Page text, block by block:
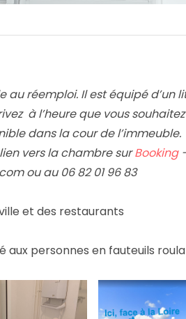
au réemploi. Il est équipé d’un
à l’heure que vous souhaitez
dans la cour de l’immeuble.
vers la chambre surBooking
ou au 06 82 01 96 83
et des restaurants
aux personnes en fauteuils